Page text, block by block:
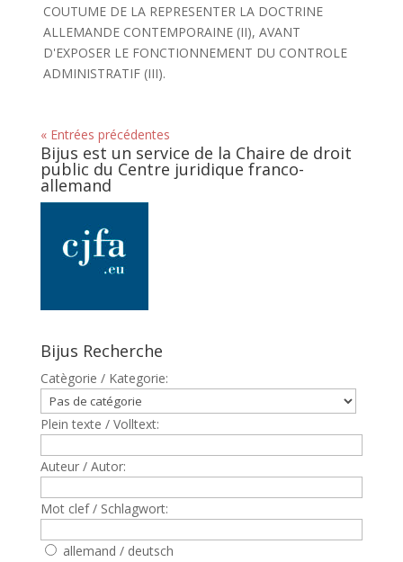
COUTUME DE LA REPRESENTER LA DOCTRINE
ALLEMANDE CONTEMPORAINE (II), AVANT
D'EXPOSER LE FONCTIONNEMENT DU CONTROLE
ADMINISTRATIF (III).
« Entrées précédentes
Bijus est un service de la Chaire de droit
public du Centre juridique franco-
allemand
Bijus Recherche
Catègorie / Kategorie:
Plein texte / Volltext:
Auteur / Autor:
Mot clef / Schlagwort:
allemand / deutsch